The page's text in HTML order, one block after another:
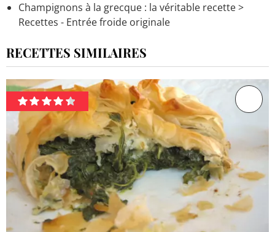
Champignons à la grecque : la véritable recette>
Recettes - Entrée froide originale
RECETTES SIMILAIRES